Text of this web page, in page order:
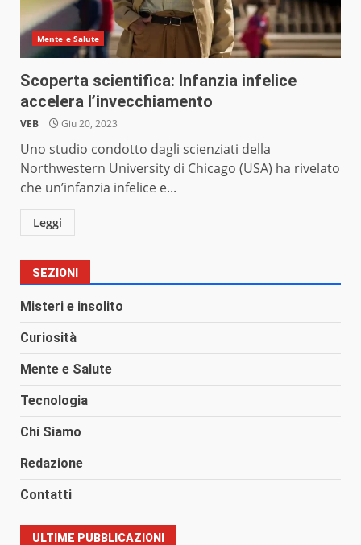
Mente e Salute
Scoperta scientifica: Infanzia infelice
accelera l’invecchiamento
VEB Giu 20, 2023
Uno studio condotto dagli scienziati della
Northwestern University di Chicago (USA) ha rivelato
che un’infanzia infelice e...
Leggi
SEZIONI
Misteri e insolito
Curiosità
Mente e Salute
Tecnologia
Chi Siamo
Redazione
Contatti
ULTIME PUBBLICAZIONI